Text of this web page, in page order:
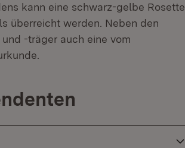
kann eine schwarz-gelbe Rosette
überreicht werden. Neben den
-träger auch eine vom